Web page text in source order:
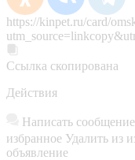
https://kinpet.ru/card/
Ссылка скопирована
Действия
Написать сообщение
избранное Удалить из
объявление